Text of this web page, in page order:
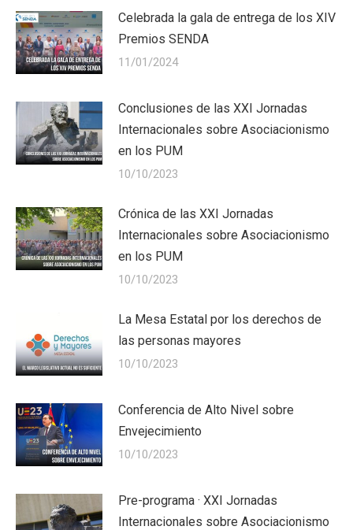
Celebrada la gala de entrega de los XIV
Premios SENDA
11/01/2024
Conclusiones de las XXI Jornadas
Internacionales sobre Asociacionismo
en los PUM
10/10/2023
Crónica de las XXI Jornadas
Internacionales sobre Asociacionismo
en los PUM
10/10/2023
La Mesa Estatal por los derechos de
las personas mayores
10/10/2023
Conferencia de Alto Nivel sobre
Envejecimiento
10/10/2023
Pre-programa · XXI Jornadas
Internacionales sobre Asociacionismo